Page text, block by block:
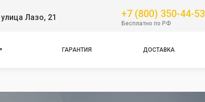
улица Лазо, 21 +7 (800) 350-44-53
Бесплатно по РФ
GT
Pro
ГАРАНТИЯ ДОСТАВКА